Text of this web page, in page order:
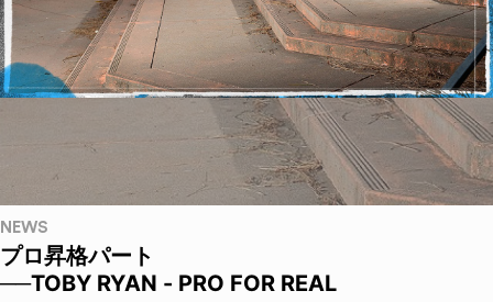
NEWS
プロ昇格パート
──TOBY RYAN - PRO FOR REAL